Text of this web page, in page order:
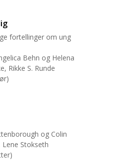
fortellinger om ung
Behn og Helena
Rikke S. Runde
og Colin
Lene Stokseth